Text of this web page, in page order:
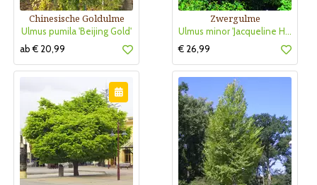
Chinesische Goldulme
Ulmus pumila 'Beijing Gold'
ab € 20,99
Zwergulme
Ulmus minor 'Jacqueline Hillier'
€ 26,99